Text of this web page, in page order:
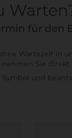
für den
Wartezeit in
Sie direkt
Symbol und